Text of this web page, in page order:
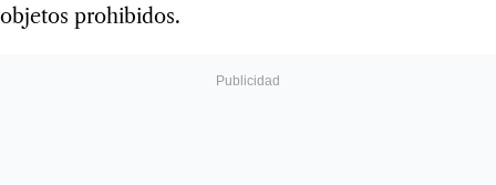
obje­tos prohi­bi­dos.